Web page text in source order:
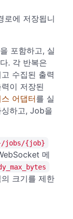
로에 저장됩니
포함하고, 실
. 각 반복은
수집된 출력
이 저장된
어댑터를 실
하고, Job을
jobs/{job}
메
크기를 제한